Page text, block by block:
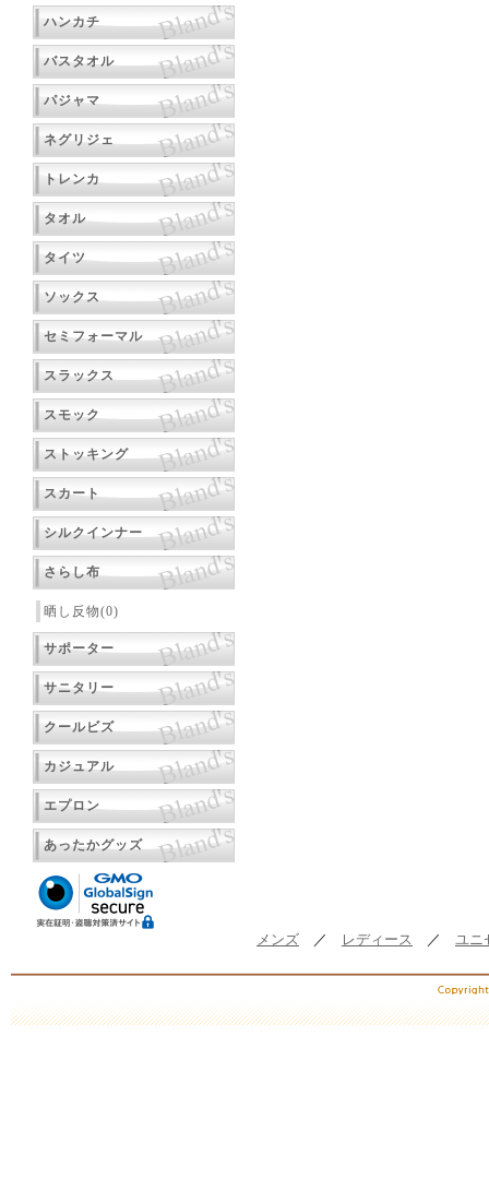
ハンカチ
バスタオル
パジャマ
ネグリジェ
トレンカ
タオル
タイツ
ソックス
セミフォーマル
スラックス
スモック
ストッキング
スカート
シルクインナー
さらし布
晒し反物(0)
サポーター
サニタリー
クールビズ
カジュアル
エプロン
あったかグッズ
メンズ ／ レディース ／ ユニ